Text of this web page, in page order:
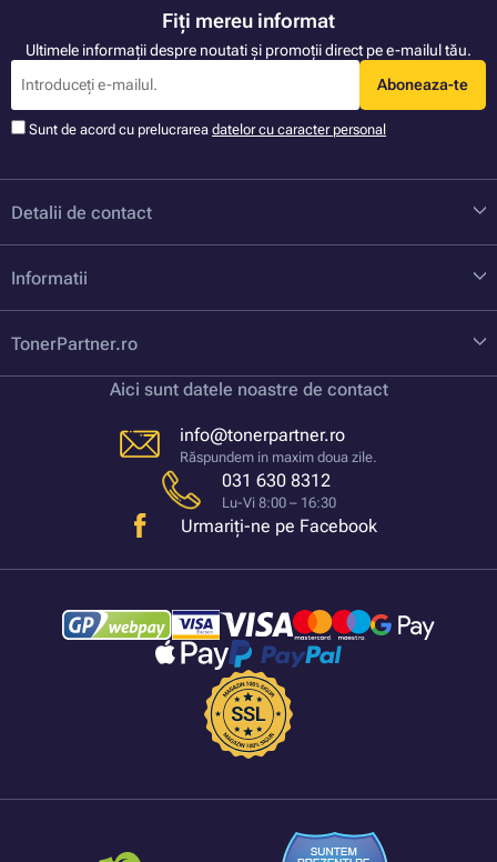
Fiți mereu informat
Ultimele informații despre noutati și promoții direct pe e-mailul tău.
Aboneaza-te
Sunt de acord cu prelucrarea datelor cu caracter personal
Detalii de contact
Informatii
TonerPartner.ro
Aici sunt datele noastre de contact
info@tonerpartner.ro
Răspundem in maxim doua zile.
031 630 8312
Lu-Vi 8:00 – 16:30
Urmariți-ne pe Facebook